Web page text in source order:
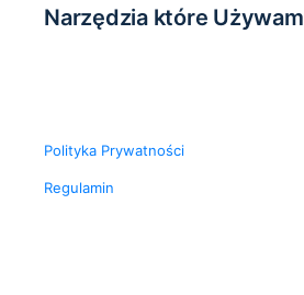
Narzędzia które Używam
Polityka Prywatności
Regulamin